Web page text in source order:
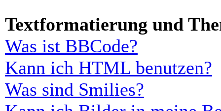
Textformatierung und
Was ist BBCode?
Kann ich HTML benutzen?
Was sind Smilies?